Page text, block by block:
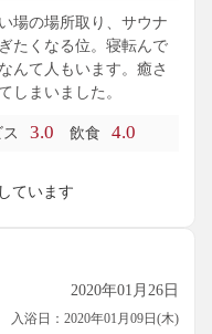
場の場所取り、サウナ
たくなる位。寝転んで
んて人もいます。癒さ
しまいました。
3.0 飲食 4.0
ています
2020年01月26日
入浴日：2020年01月09日(木)